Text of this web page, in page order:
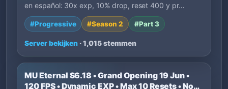
en español: 30x exp, 10% drop, reset 400 y pr…
#Progressive #Season 2 #Part 3
Server bekijken · 1,015 stemmen
MU Eternal S6.18 • Grand Opening 19 Jun •
120 FPS • Dynamic EXP • Max 10 Resets • No